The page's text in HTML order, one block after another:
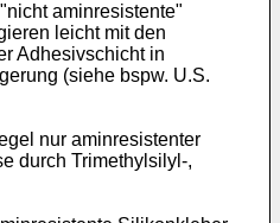
aminresistente"
leicht mit den
Adhesivschicht in
(siehe bspw. U.S.
nur aminresistenter
durch Trimethylsilyl-,